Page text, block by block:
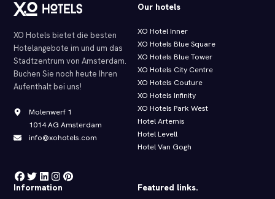
XO Hotels bietet die besten
Hotelangebote im und um das
Stadtzentrum von Amsterdam.
Buchen Sie noch heute Ihren
Aufenthalt bei uns!
Molenwerf 1
1014 AG Amsterdam
info@xohotels.com
Our hotels
XO Hotel Inner
XO Hotels Blue Square
XO Hotels Blue Tower
XO Hotels City Centre
XO Hotels Couture
XO Hotels Infinity
XO Hotels Park West
Hotel Artemis
Hotel Levell
Hotel Van Gogh
Information Featured links.